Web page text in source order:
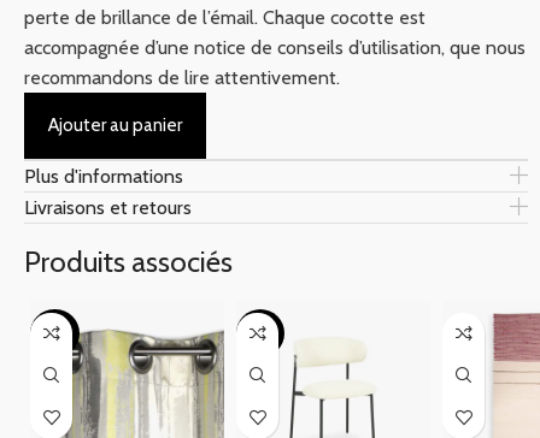
perte de brillance de l’émail. Chaque cocotte est
accompagnée d’une notice de conseils d’utilisation, que nous
recommandons de lire attentivement.
Ajouter au panier
Plus d'informations
Livraisons et retours
Produits associés
-20% -19%